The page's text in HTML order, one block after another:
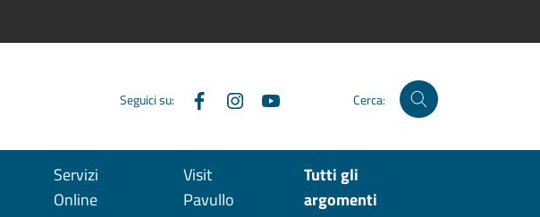
Seguici su: FacebookInstagram Cerca:
Servizi
Online
Visit
Pavullo
Tutti gli
argomenti